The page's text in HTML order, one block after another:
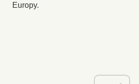
Europy.